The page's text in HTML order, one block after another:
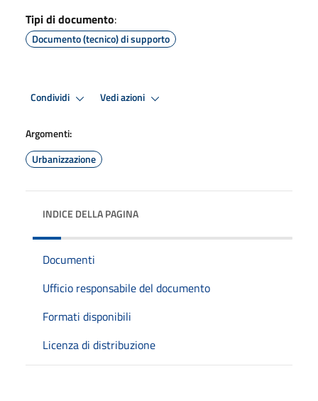
Tipi di documento:
Documento (tecnico) di supporto
Condividi Vedi azioni
Argomenti:
Urbanizzazione
INDICE DELLA PAGINA
Documenti
Ufficio responsabile del documento
Formati disponibili
Licenza di distribuzione